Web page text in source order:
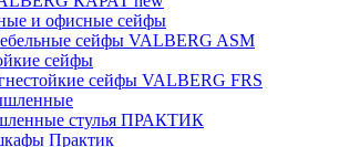
и офисные сейфы
сейфы VALBERG ASM
сейфы
сейфы VALBERG FRS
стулья ПРАКТИК
Практик